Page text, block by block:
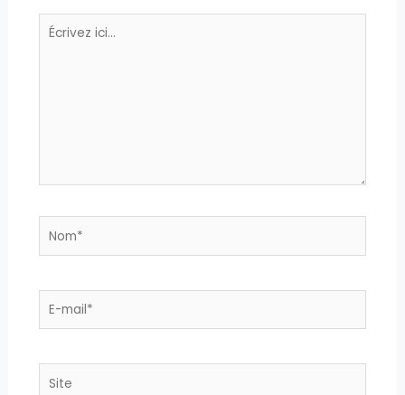
Écrivez
E-
Site